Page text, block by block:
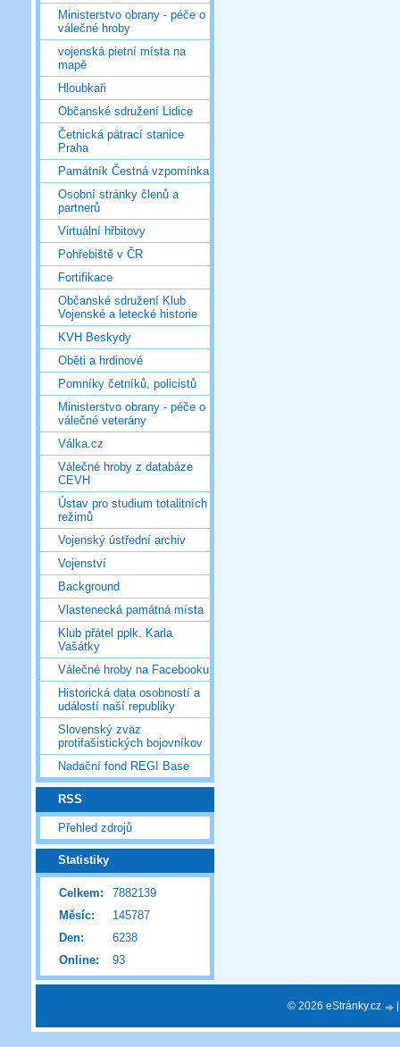
Ministerstvo obrany - péče o
válečné hroby
vojenská pietní místa na
mapě
Hloubkaři
Občanské sdružení Lidice
Četnická pátrací stanice
Praha
Památník Čestná vzpomínka
Osobní stránky členů a
partnerů
Virtuální hřbitovy
Pohřebiště v ČR
Fortifikace
Občanské sdružení Klub
Vojenské a letecké historie
KVH Beskydy
Oběti a hrdinové
Pomníky četníků, policistů
Ministerstvo obrany - péče o
válečné veterány
Válka.cz
Válečné hroby z databáze
CEVH
Ústav pro studium totalitních
režimů
Vojenský ústřední archiv
Vojenství
Background
Vlastenecká památná místa
Klub přátel pplk. Karla
Vašátky
Válečné hroby na Facebooku
Historická data osobností a
událostí naší republiky
Slovenský zväz
protifašistických bojovníkov
Nadační fond REGI Base
RSS
Přehled zdrojů
Statistiky
Online: 93
Celkem:
7882139
Měsíc:
145787
Den:
6238
© 2026 eStránky.cz